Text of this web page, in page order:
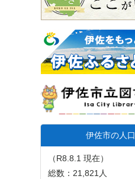
伊佐市の人口
（R8.8.1 現在）
総数：21,821人